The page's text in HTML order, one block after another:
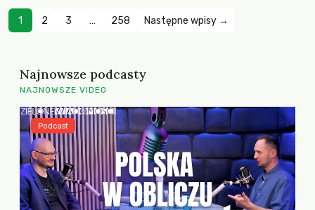
1 2 3 … 258 Następne wpisy →
Najnowsze podcasty
NAJNOWSZE VIDEO
Podcast